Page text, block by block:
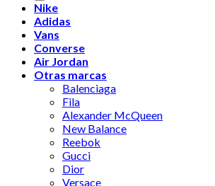
Nike
Adidas
Vans
Converse
Air Jordan
Otras marcas
Balenciaga
Fila
Alexander McQueen
New Balance
Reebok
Gucci
Dior
Versace